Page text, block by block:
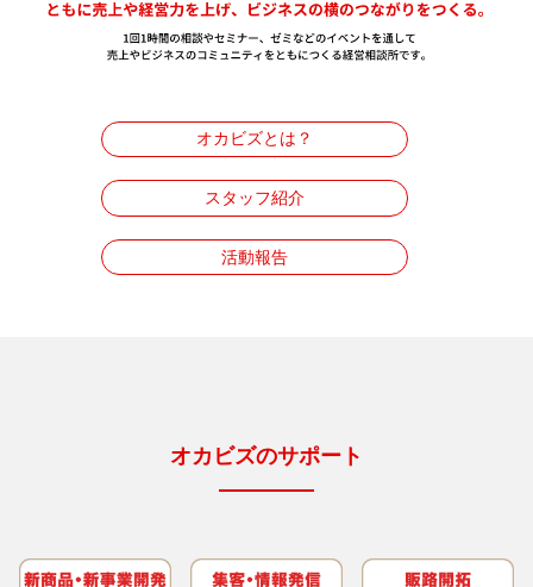
オカビズとは？
スタッフ紹介
活動報告
オカビズのサポート